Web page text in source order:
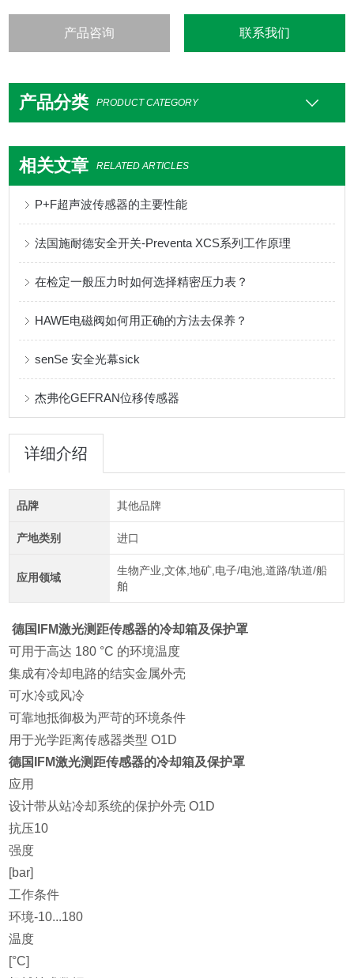
产品咨询 联系我们
产品分类 PRODUCT CATEGORY
相关文章 RELATED ARTICLES
P+F超声波传感器的主要性能
法国施耐德安全开关-Preventa XCS系列工作原理
在检定一般压力时如何选择精密压力表？
HAWE电磁阀如何用正确的方法去保养？
senSe 安全光幕sick
杰弗伦GEFRAN位移传感器
详细介绍
品牌 其他品牌
产地类别 进口
应用领域
生物产业,文体,地矿,电子/电池,道路/轨道/船
舶
德国IFM激光测距传感器的冷却箱及保护罩
可用于高达 180 °C 的环境温度
集成有冷却电路的结实金属外壳
可水冷或风冷
可靠地抵御极为严苛的环境条件
用于光学距离传感器类型 O1D
德国IFM激光测距传感器的冷却箱及保护罩
应用
设计带从站冷却系统的保护外壳 O1D
抗压
强度
[bar]
10
工作条件
环境
温度
[°C]
-10...180